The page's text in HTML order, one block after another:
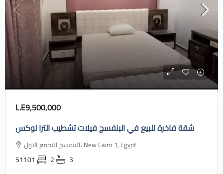
L.E9,500,000
شقة فاخرة للبيع في البنفسج فيلات تشطيب الترا لوكس
البنفسج التجمع الاول، New Cairo 1, Egypt
51101 2 3